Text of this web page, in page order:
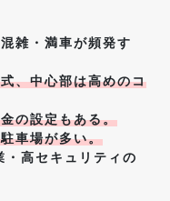
雑・満車が頻発す
、中心部は高めのコ
の設定もある。
車場が多い。
・高セキュリティの